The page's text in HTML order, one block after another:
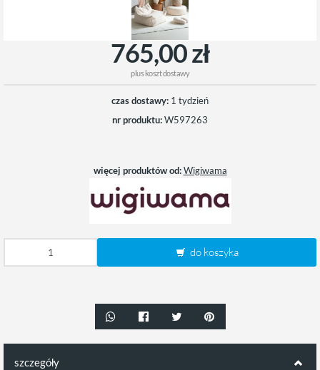
765,00 zł
plus koszt dostawy
czas dostawy: 1 tydzień
nr produktu:W597263
więcej produktów od: Wigiwama
do koszyka
szczegóły